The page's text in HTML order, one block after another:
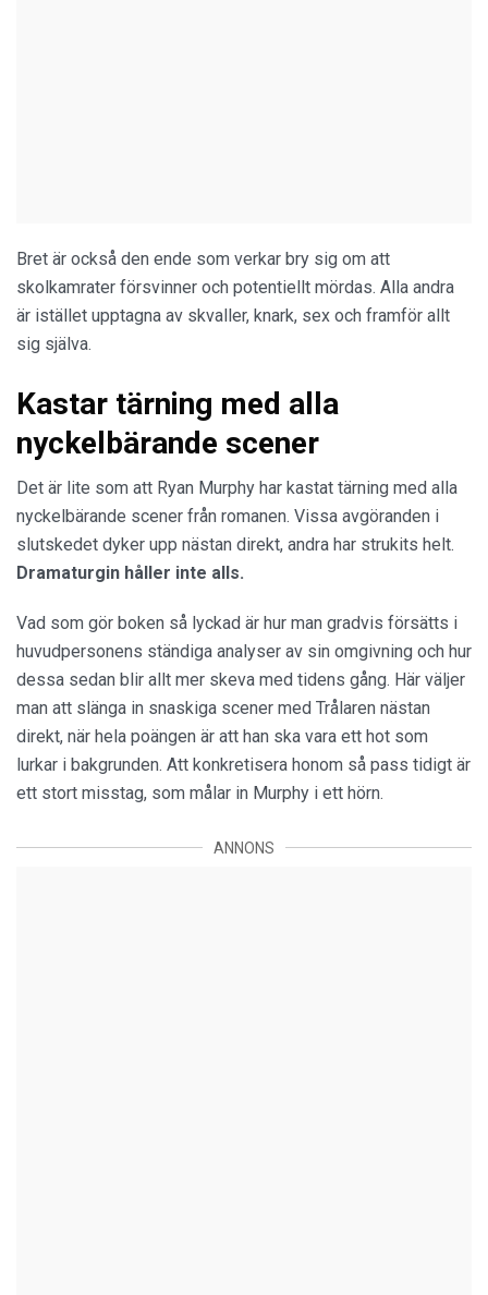
Bret är också den ende som verkar bry sig om att
skolkamrater försvinner och potentiellt mördas. Alla andra
är istället upptagna av skvaller, knark, sex och framför allt
sig själva.
Kastar tärning med alla
nyckelbärande scener
Det är lite som att Ryan Murphy har kastat tärning med alla
nyckelbärande scener från romanen. Vissa avgöranden i
slutskedet dyker upp nästan direkt, andra har strukits helt.
Dramaturgin håller inte alls.
Vad som gör boken så lyckad är hur man gradvis försätts i
huvudpersonens ständiga analyser av sin omgivning och hur
dessa sedan blir allt mer skeva med tidens gång. Här väljer
man att slänga in snaskiga scener med Trålaren nästan
direkt, när hela poängen är att han ska vara ett hot som
lurkar i bakgrunden. Att konkretisera honom så pass tidigt är
ett stort misstag, som målar in Murphy i ett hörn.
ANNONS